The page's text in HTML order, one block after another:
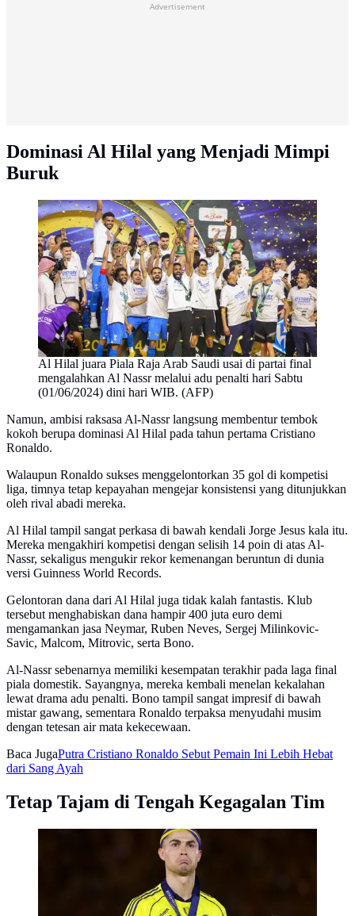
Advertisement
Dominasi Al Hilal yang Menjadi Mimpi
Buruk
Al Hilal juara Piala Raja Arab Saudi usai di partai final
mengalahkan Al Nassr melalui adu penalti hari Sabtu
(01/06/2024) dini hari WIB. (AFP)
Namun, ambisi raksasa Al-Nassr langsung membentur tembok
kokoh berupa dominasi Al Hilal pada tahun pertama Cristiano
Ronaldo.
Walaupun Ronaldo sukses menggelontorkan 35 gol di kompetisi
liga, timnya tetap kepayahan mengejar konsistensi yang ditunjukkan
oleh rival abadi mereka.
Al Hilal tampil sangat perkasa di bawah kendali Jorge Jesus kala itu.
Mereka mengakhiri kompetisi dengan selisih 14 poin di atas Al-
Nassr, sekaligus mengukir rekor kemenangan beruntun di dunia
versi Guinness World Records.
Gelontoran dana dari Al Hilal juga tidak kalah fantastis. Klub
tersebut menghabiskan dana hampir 400 juta euro demi
mengamankan jasa Neymar, Ruben Neves, Sergej Milinkovic-
Savic, Malcom, Mitrovic, serta Bono.
Al-Nassr sebenarnya memiliki kesempatan terakhir pada laga final
piala domestik. Sayangnya, mereka kembali menelan kekalahan
lewat drama adu penalti. Bono tampil sangat impresif di bawah
mistar gawang, sementara Ronaldo terpaksa menyudahi musim
dengan tetesan air mata kekecewaan.
Baca JugaPutra Cristiano Ronaldo Sebut Pemain Ini Lebih Hebat
dari Sang Ayah
Tetap Tajam di Tengah Kegagalan Tim